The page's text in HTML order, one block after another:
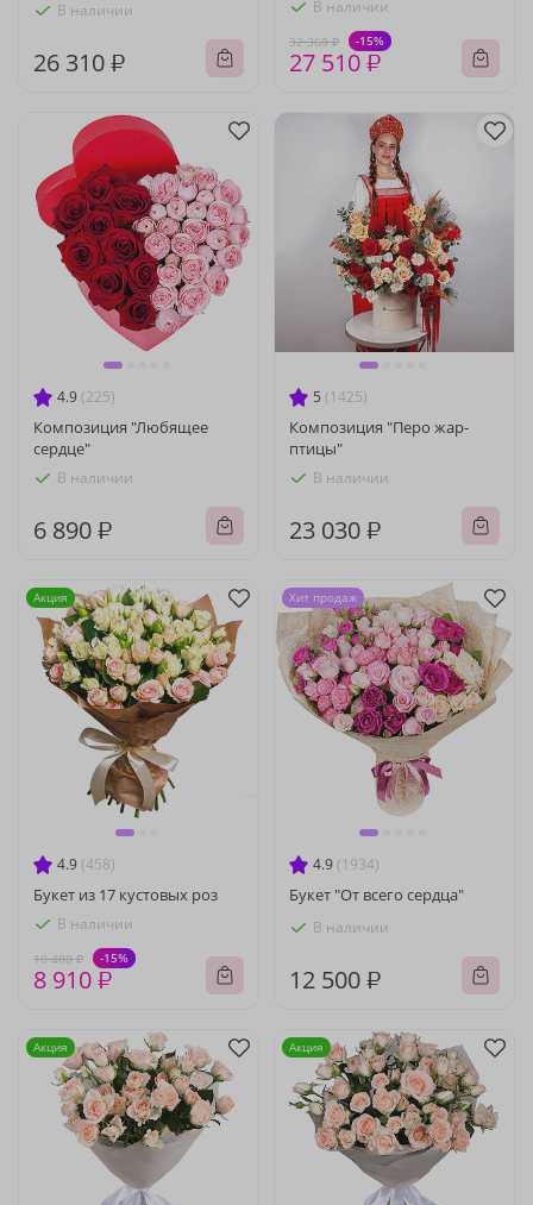
В наличии
26 310 ₽
В наличии
32 360 ₽ -15%
27 510 ₽
4.9 (225)
Композиция "Любящее
сердце"
В наличии
6 890 ₽
5 (1425)
Композиция "Перо жар-
птицы"
В наличии
23 030 ₽
4.9 (458)
Букет из 17 кустовых роз
В наличии
10 480 ₽ -15%
8 910 ₽
Акция
4.9 (1934)
Букет "От всего сердца"
В наличии
12 500 ₽
Хит продаж
Акция Акция